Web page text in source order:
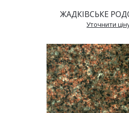
ЖАДКІВСЬКЕ
Уточнити